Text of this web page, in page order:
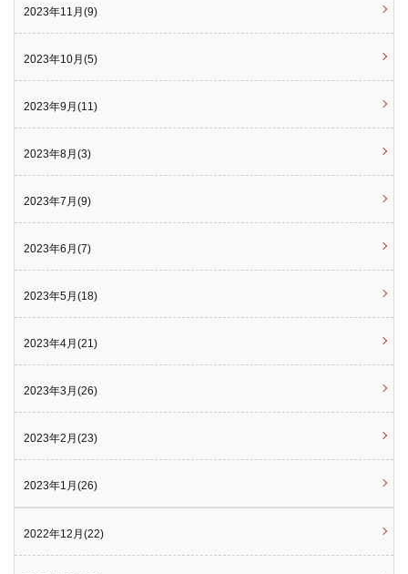
2023年11月(9)
2023年10月(5)
2023年9月(11)
2023年8月(3)
2023年7月(9)
2023年6月(7)
2023年5月(18)
2023年4月(21)
2023年3月(26)
2023年2月(23)
2023年1月(26)
2022年12月(22)